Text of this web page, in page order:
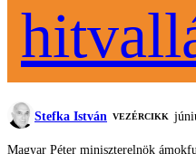
Stefka István VEZÉRCIKK
Magyar Péter miniszterelnök